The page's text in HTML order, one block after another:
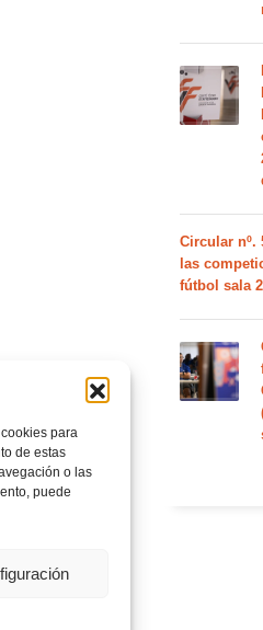
para
de estas
o las
puede
Circular nº.
las
fútbol sala